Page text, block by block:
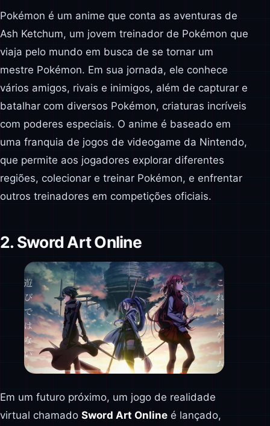
Pokémon é um anime que conta as aventuras de
Ash Ketchum, um jovem treinador de Pokémon que
viaja pelo mundo em busca de se tornar um
mestre Pokémon. Em sua jornada, ele conhece
vários amigos, rivais e inimigos, além de capturar e
batalhar com diversos Pokémon, criaturas incríveis
com poderes especiais. O anime é baseado em
uma franquia de jogos de videogame da Nintendo,
que permite aos jogadores explorar diferentes
regiões, colecionar e treinar Pokémon, e enfrentar
outros treinadores em competições oficiais.
2. Sword Art Online
Em um futuro próximo, um jogo de realidade
virtual chamado Sword Art Online é lançado,